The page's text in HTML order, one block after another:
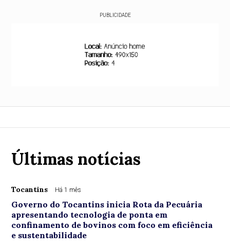
PUBLICIDADE
Últimas notícias
Tocantins Há 1 mês
Governo do Tocantins inicia Rota da Pecuária
apresentando tecnologia de ponta em
confinamento de bovinos com foco em eficiência
e sustentabilidade